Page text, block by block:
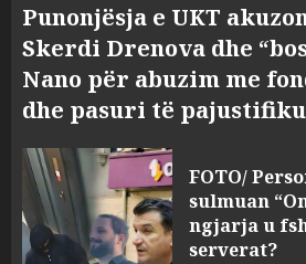
Punonjësja e UKT
Skerdi Drenova dhe
Nano për abuzim me
dhe pasuri të
FOTO/
sulmuan
ngjarja u
serverat?